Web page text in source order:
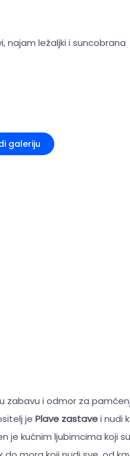
najam ležaljki i suncobrana
galeriju
i odmor za
je Plave zastavei nudi
je kućnim ljubimcima koji